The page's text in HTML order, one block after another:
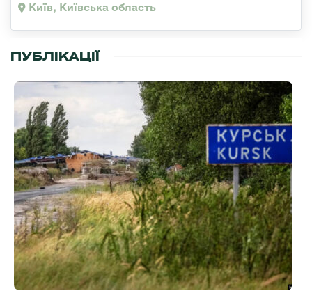
Київ, Київська область
ПУБЛІКАЦІЇ